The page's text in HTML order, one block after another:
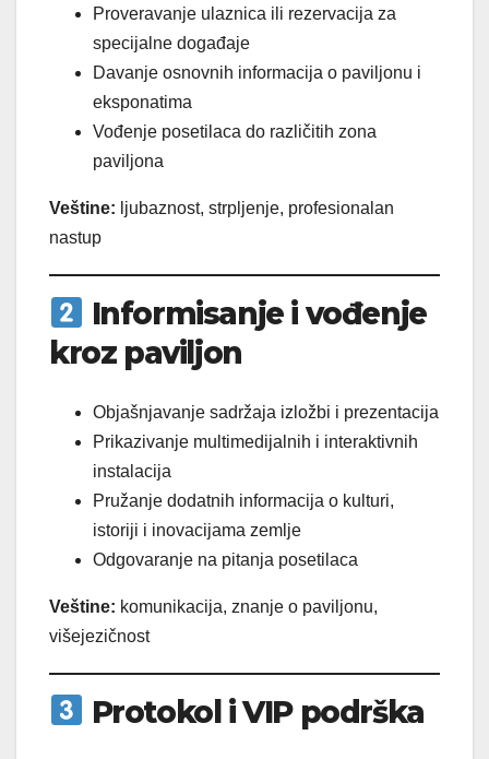
Proveravanje ulaznica ili rezervacija za
specijalne događaje
Davanje osnovnih informacija o paviljonu i
eksponatima
Vođenje posetilaca do različitih zona
paviljona
Veštine: ljubaznost, strpljenje, profesionalan
nastup
Informisanje i vođenje
kroz paviljon
Objašnjavanje sadržaja izložbi i prezentacija
Prikazivanje multimedijalnih i interaktivnih
instalacija
Pružanje dodatnih informacija o kulturi,
istoriji i inovacijama zemlje
Odgovaranje na pitanja posetilaca
Veštine: komunikacija, znanje o paviljonu,
višejezičnost
Protokol i VIP podrška